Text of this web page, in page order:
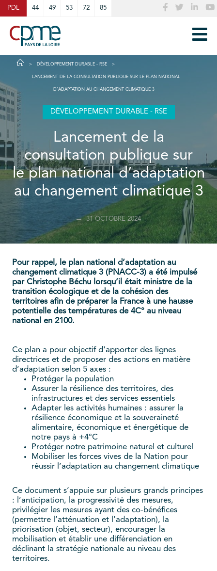
PDL 44 49 53 72 85
DÉVELOPPEMENT DURABLE - RSE
LANCEMENT DE LA CONSULTATION PUBLIQUE SUR LE PLAN NATIONAL
D’ADAPTATION AU CHANGEMENT CLIMATIQUE 3
DÉVELOPPEMENT DURABLE - RSE
Lancement de la
consultation publique sur
le plan national d’adaptation
au changement climatique 3
31 OCTOBRE 2024
Pour rappel, le plan national d’adaptation au
changement climatique 3 (PNACC-3) a été impulsé
par Christophe Béchu lorsqu’il était ministre de la
transition écologique et de la cohésion des
territoires afin de préparer la France à une hausse
potentielle des températures de 4C° au niveau
national en 2100.
Ce plan a pour objectif d'apporter des lignes
directrices et de proposer des actions en matière
d’adaptation selon 5 axes :
Protéger la population
Assurer la résilience des territoires, des
infrastructures et des services essentiels
Adapter les activités humaines : assurer la
résilience économique et la souveraineté
alimentaire, économique et énergétique de
notre pays à +4°C
Protéger notre patrimoine naturel et culturel
Mobiliser les forces vives de la Nation pour
réussir l’adaptation au changement climatique
Ce document s’appuie sur plusieurs grands principes
: l’anticipation, la progressivité des mesures,
privilégier les mesures ayant des co-bénéfices
(permettre l’atténuation et l’adaptation), la
priorisation (objet, secteur), encourager la
mobilisation et établir une différenciation en
déclinant la stratégie nationale au niveau des
territoires.
Cookies management panel